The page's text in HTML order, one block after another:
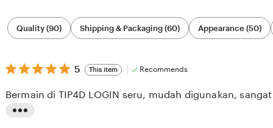
Filter
by
category
Quality (90) Shipping & Packaging (60) Appearance (50)
5
out
5
stars
5 This item Recommends
Bermain di TIP4D LOGIN seru, mudah digunakan,